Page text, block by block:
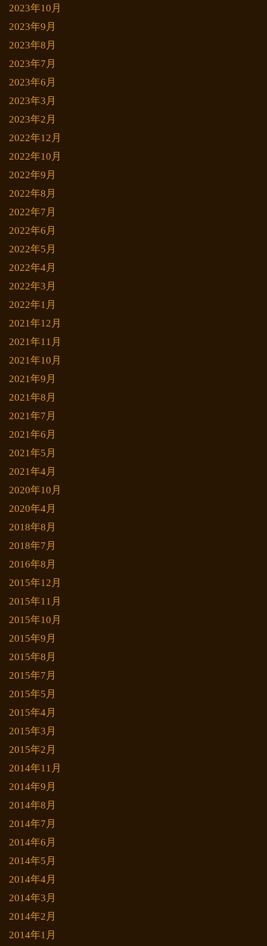
2023年10月
2023年9月
2023年8月
2023年7月
2023年6月
2023年3月
2023年2月
2022年12月
2022年10月
2022年9月
2022年8月
2022年7月
2022年6月
2022年5月
2022年4月
2022年3月
2022年1月
2021年12月
2021年11月
2021年10月
2021年9月
2021年8月
2021年7月
2021年6月
2021年5月
2021年4月
2020年10月
2020年4月
2018年8月
2018年7月
2016年8月
2015年12月
2015年11月
2015年10月
2015年9月
2015年8月
2015年7月
2015年5月
2015年4月
2015年3月
2015年2月
2014年11月
2014年9月
2014年8月
2014年7月
2014年6月
2014年5月
2014年4月
2014年3月
2014年2月
2014年1月